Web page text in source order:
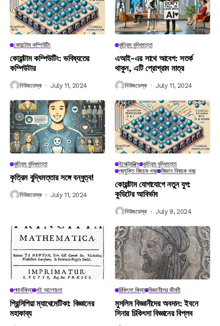
কোয়ান্টাম কম্পিউটিং
কোয়ান্টাম কম্পিউটিং: ভবিষ্যতের
কম্পিউটার
নিউজডেস্ক July 11, 2024
কৃত্রিম বুদ্ধিমত্তা
এআই-এর সাথে আবেগ: সতর্ক
থাকুন, এটি প্রোগ্রাম মাত্র
নিউজডেস্ক July 11, 2024
কৃত্রিম বুদ্ধিমত্তা
কৃত্রিম বুদ্ধিমত্তার সঙ্গে বন্ধুত্ব!
নিউজডেস্ক July 11, 2024
ইলেক্ট্রনিক্স কৃত্রিম বুদ্ধিমত্তা
প্রযুক্তি বিষয়ক খবর বিজ্ঞান বিষয়ক খবর
কোয়ান্টাম যোগাযোগে নতুন যুগ:
কুডিটের আবির্ভাব
নিউজডেস্ক July 9, 2024
পদার্থবিদ্যা বই আলোচনা
প্রিন্সিপিয়া ম্যাথেমেটিকা: বিজ্ঞানের
মহাকাব্য
চিকিৎসা বিদ্যা বিজ্ঞানীদের জীবনী
মুসলিম বিজ্ঞানীদের অবদান: ইবনে
সিনার চিকিৎসা বিজ্ঞানের বিপ্লব